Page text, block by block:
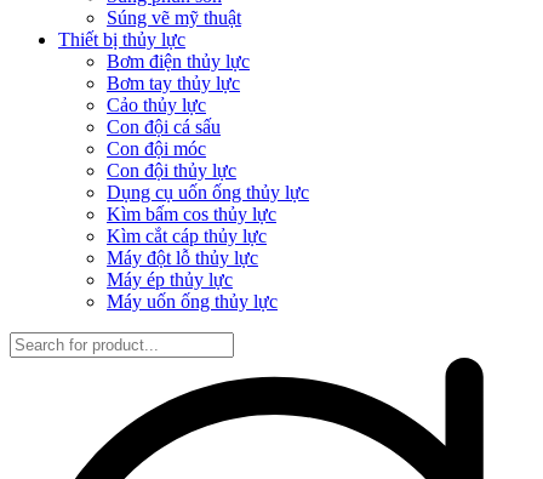
Súng vẽ mỹ thuật
Thiết bị thủy lực
Bơm điện thủy lực
Bơm tay thủy lực
Cảo thủy lực
Con đội cá sấu
Con đội móc
Con đội thủy lực
Dụng cụ uốn ống thủy lực
Kìm bấm cos thủy lực
Kìm cắt cáp thủy lực
Máy đột lỗ thủy lực
Máy ép thủy lực
Máy uốn ống thủy lực